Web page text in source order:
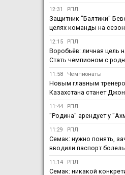
12:31 РПЛ
Защитник "Балтики"
целях команды на сезон
12:15 РПЛ
Воробьёв: личная цель
Стать чемпионом с
11:58 Чемпионаты
Новым главным
Казахстана станет
11:44 РПЛ
"Родина" арендует у
11:29 РПЛ
Семак: нужно понять,
вводили паспорт
11:14 РПЛ
Семак: никакой